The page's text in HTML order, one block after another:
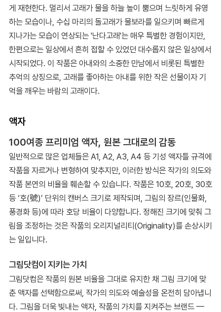
게 재현한다. 멀리서 고래가 물을 하늘 높이 뿜으며 느릿하게 유영
하는 모습이나, 수십 마리의 돌고래가 물보라를 일으키며 빠르게
지나가는 모습이 연상되는 '난다고래'는 매우 특별한 경험이지만,
한편으로는 일상에서 흔히 접할 수 있었던 대수롭지 않은 일상에서
시작되었다. 이 작품은 아내와의 소중한 만남에서 비롯된 특별한
추억의 상징으로, 고래를 좋아하는 아내를 위한 작은 선물이자 기
억을 깨우는 바람의 고래이다.
액자
100여종 프리미엄 액자, 원본 그대로의 감동
일반적으로 많은 업체들은 A1, A2, A3, A4 등 기성 액자틀 규격에
작품을 자르거나 변형하여 맞추지만, 이러한 방식은 작가의 의도와
작품 본연의 비율을 훼손할 수 있습니다. 작품은 10호, 20호, 30호
등 ‘호(號)’ 단위의 캔버스 크기로 제작되며, 그림의 장르(인물화,
풍경화 등)에 따라 호당 비율이 다양합니다. 정해진 크기에 맞춰 그
림을 조정하는 것은 작품의 오리지널리티(Originality)를 손상시키
는 일입니다.
그림닷컴이 지키는 가치
그림닷컴은 작품의 원본 비율을 그대로 유지한 채 그림 크기에 맞
춘 액자를 선택함으로써, 작가의 의도와 예술성을 온전히 담아냅니
다. 그림을 더욱 빛내는 액자, 작품의 가치를 지켜주는 브랜드 —